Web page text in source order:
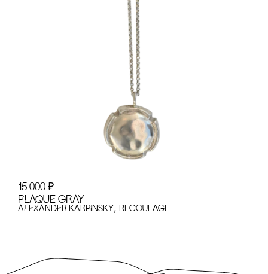
15 000 ₽
PLAQUE GRAY
ALEXANDER KARPINSKY, recoulage